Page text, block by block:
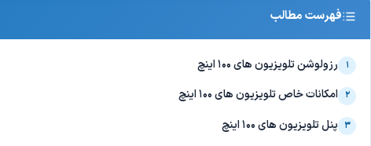
فهرست مطالب
۱ رزولوشن تلویزیون های 100 اینچ
۲ امکانات خاص تلویزیون های 100 اینچ
۳ پنل تلویزیون های 100 اینچ